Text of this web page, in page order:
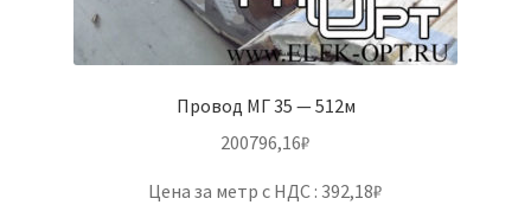
Провод МГ 35 — 512м
200796,16₽
Цена за метр с НДС : 392,18₽